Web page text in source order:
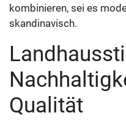
kombinieren, sei es
skandinavisch.
Qualität